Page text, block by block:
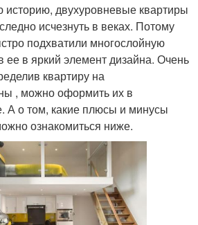
двухуровневые квартиры
исчезнуть в веках. Потому
подхватили многослойную
ее в яркий элемент дизайна. Очень
квартиру на
, можно оформить их в
А о том, какие плюсы и минусы
ознакомиться ниже.